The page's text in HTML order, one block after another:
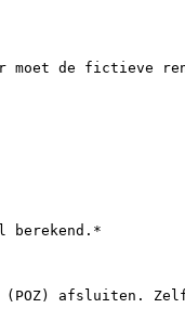
de fictieve
afsluiten.